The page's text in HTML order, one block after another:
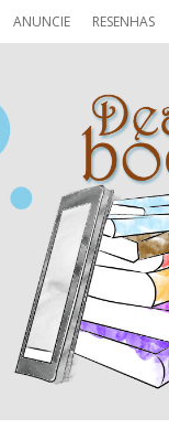
ANUNCIE RESENHAS